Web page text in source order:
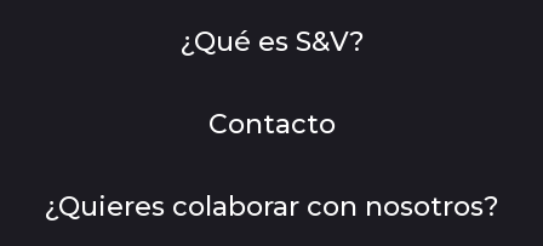
¿Qué es S&V?
Contacto
¿Quieres colaborar con nosotros?